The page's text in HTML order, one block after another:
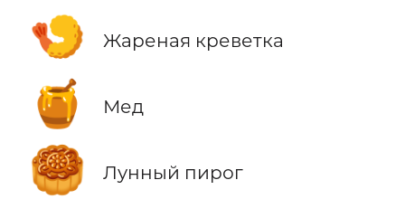
🍤 Жареная креветка
🍯 Мед
🥮 Лунный пирог